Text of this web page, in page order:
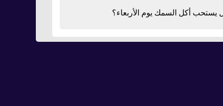
يستحب أكل السمك يوم الأربعاء؟